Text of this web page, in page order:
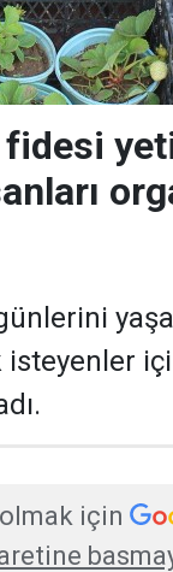
fidesi
için